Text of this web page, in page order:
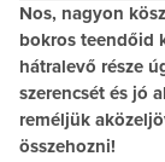
Nos, nagyon
bokros teendőid
hátralevő része
szerencsét és jó
reméljük
összehozni!